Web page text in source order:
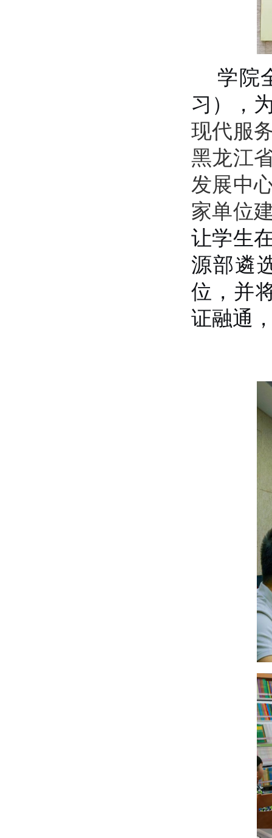
学院
习），
现代服
黑龙江
发展中
家单位
让学生
源部遴
位 ， 并
证融通